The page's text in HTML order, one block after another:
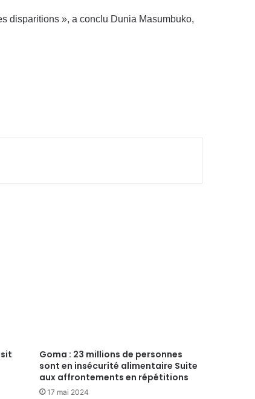
disparitions », a conclu Dunia Masumbuko,
Goma : 23 millions de personnes
sont en insécurité alimentaire Suite
aux affrontements en répétitions
17 mai 2024